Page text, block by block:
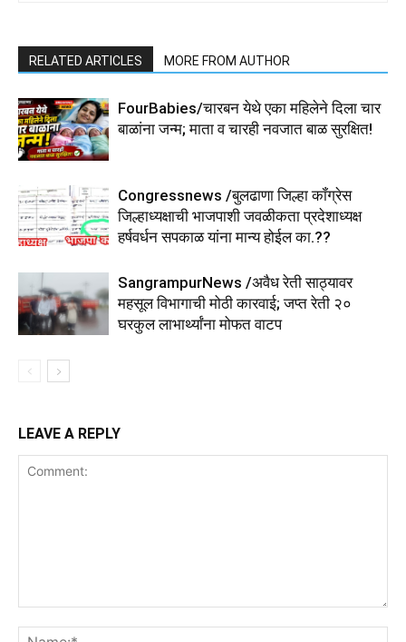
RELATED ARTICLES MORE FROM AUTHOR
FourBabies/चारबन येथे एका महिलेने दिला चार
बाळांना जन्म; माता व चारही नवजात बाळ सुरक्षित!
Congressnews /बुलढाणा जिल्हा कॉंग्रेस
जिल्हाध्यक्षाची भाजपाशी जवळीकता प्रदेशाध्यक्ष
हर्षवर्धन सपकाळ यांना मान्य होईल का.??
SangrampurNews /अवैध रेती साठ्यावर
महसूल विभागाची मोठी कारवाई; जप्त रेती २०
घरकुल लाभार्थ्यांना मोफत वाटप
LEAVE A REPLY